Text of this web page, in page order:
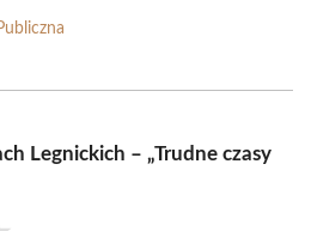
Legnickich – „Trudne czasy